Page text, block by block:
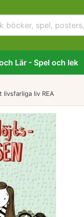
Lär - Spel och lek
liv REA